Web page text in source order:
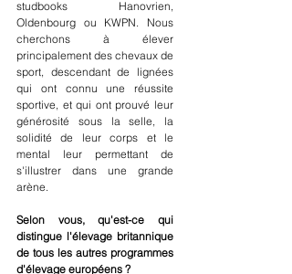
studbooks Hanovrien,
Oldenbourg ou KWPN. Nous
cherchons à élever
principalement des chevaux de
sport, descendant de lignées
qui ont connu une réussite
sportive, et qui ont prouvé leur
générosité sous la selle, la
solidité de leur corps et le
mental leur permettant de
s'illustrer dans une grande
arène.
Selon vous, qu'est-ce qui
distingue l'élevage britannique
de tous les autres programmes
d'élevage européens ?